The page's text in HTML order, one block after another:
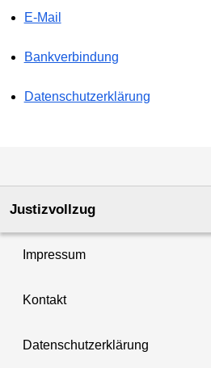
E-Mail
Bankverbindung
Datenschutzerklärung
Justizvollzug
Impressum
Kontakt
Datenschutzerklärung